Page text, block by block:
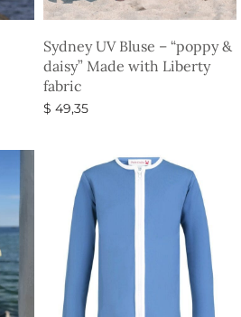
Sydney UV Bluse – “poppy &
daisy” Made with Liberty
fabric
$ 49,35